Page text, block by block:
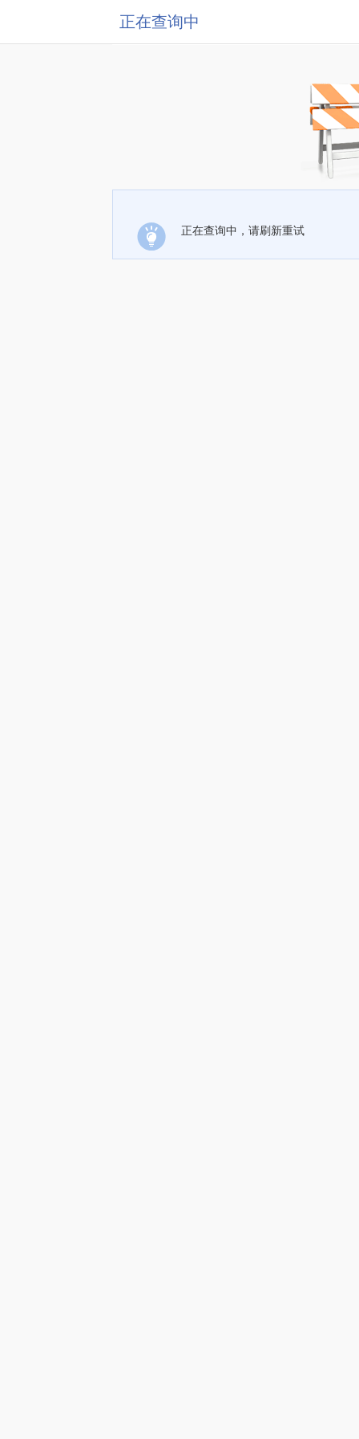
正在查询中
正在查询中，请刷新重试